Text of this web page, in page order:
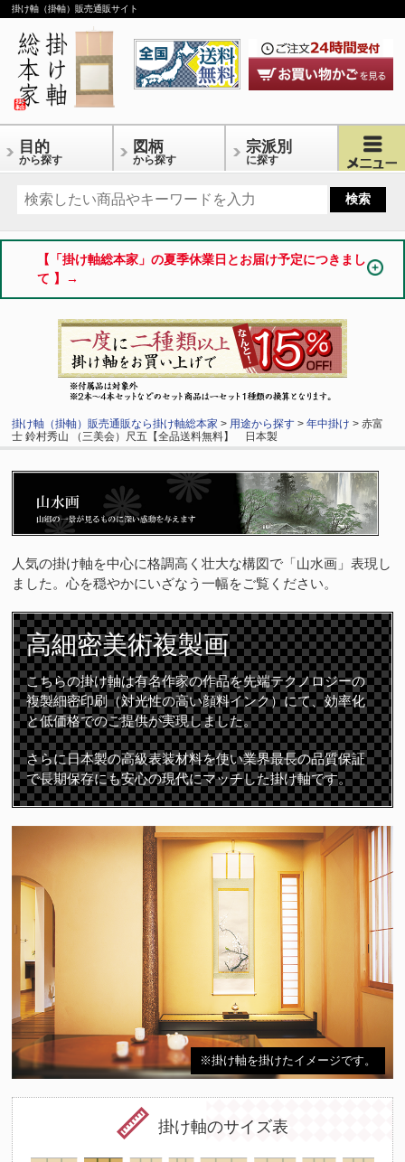
掛け軸（掛軸）販売通販サイト
目的
から探す
図柄
から探す
宗派別
に探す
【「掛け軸総本家」の夏季休業日とお届け予定につきまし
て 】→
掛け軸（掛軸）販売通販なら掛け軸総本家 > 用途から探す >年中掛け > 赤富
士 鈴村秀山 （三美会）尺五【全品送料無料】 日本製
人気の掛け軸を中心に格調高く壮大な構図で「山水画」表現し
ました。心を穏やかにいざなう一幅をご覧ください。
高細密美術複製画
こちらの掛け軸は有名作家の作品を先端テクノロジーの
複製細密印刷（対光性の高い顔料インク）にて、効率化
と低価格でのご提供が実現しました。
さらに日本製の高級表装材料を使い業界最長の品質保証
で長期保存にも安心の現代にマッチした掛け軸です。
※掛け軸を掛けたイメージです。
掛け軸のサイズ表